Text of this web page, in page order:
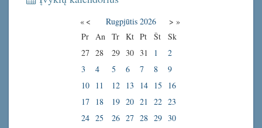
« < Rugpjūtis 2026 > »
Pr
An Tr Kt Pt Št
Sk
27 28 29 30 31 1
2
3
4 5 6 7 8
9
10
11 12 13 14 15
16
17
18 19 20 21 22 23
24 25 26 27 28 29 30